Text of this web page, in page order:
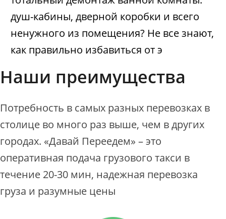
душ-кабины, дверной коробки и всего
ненужного из помещения? Не все знают,
как правильно избавиться от э
Наши преимущества
Потребность в самых разных перевозках в
столице во много раз выше, чем в других
городах. «Давай Переедем» – это
оперативная подача грузового такси в
течение 20-30 мин, надежная перевозка
груза и разумные цены